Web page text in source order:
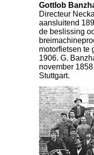
Gottlob
Directeur
aansluitend
de beslissing
motorfietsen te
1906. G.
november
Stuttgart.